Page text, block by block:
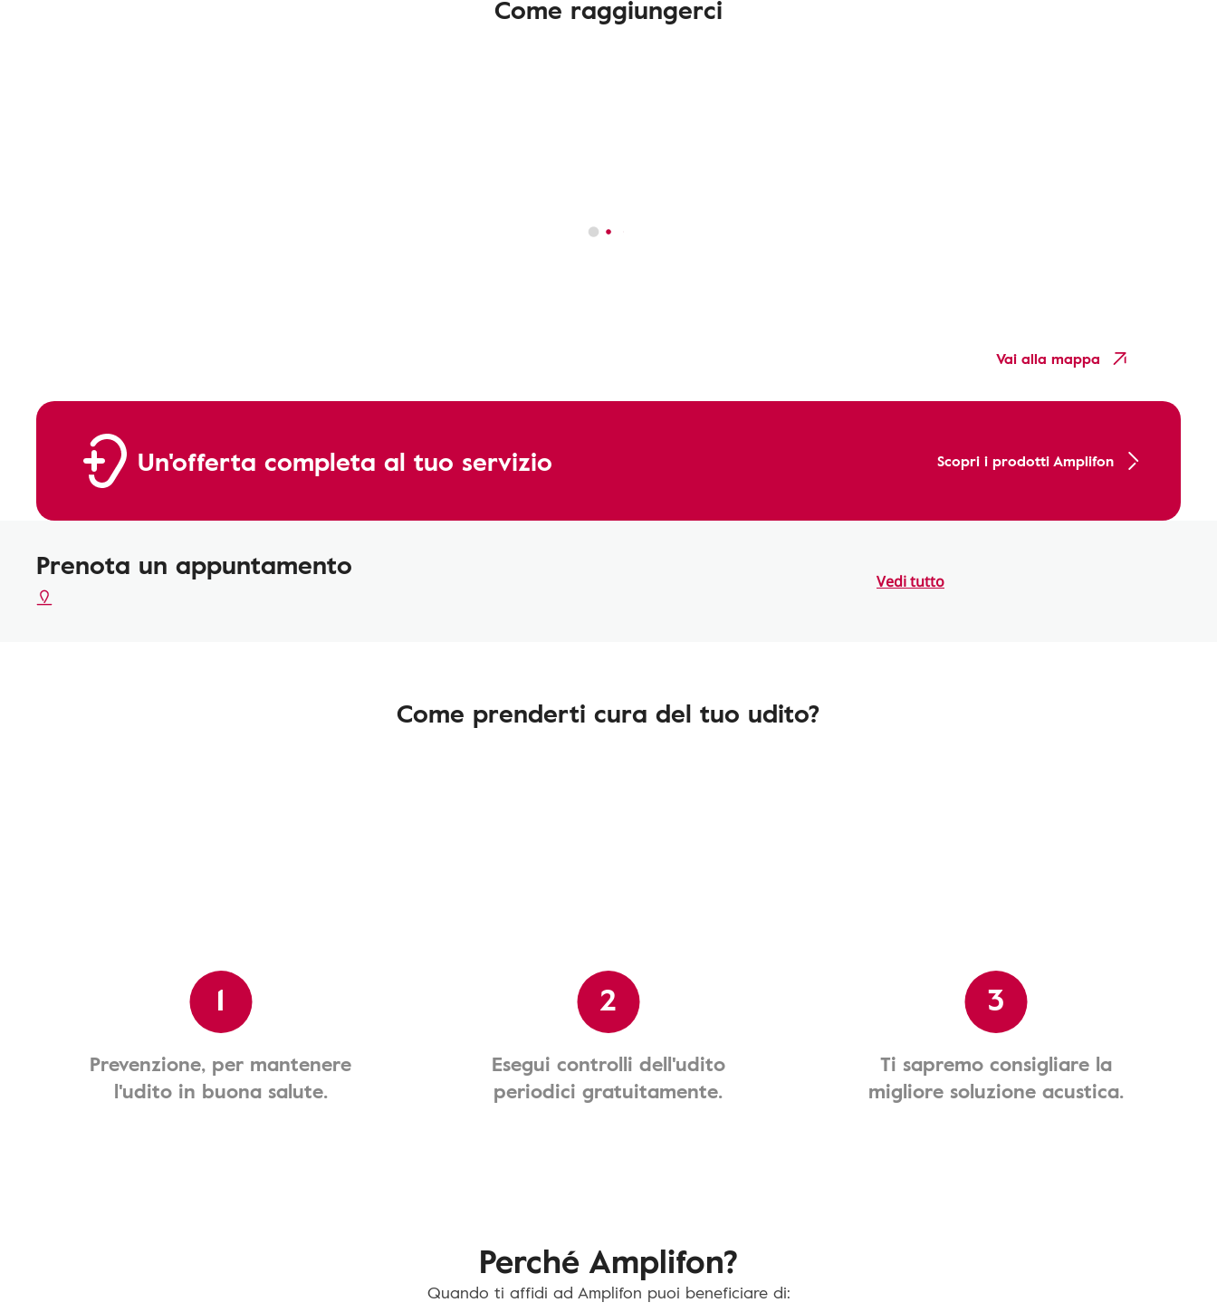
Come raggiungerci
Vai alla mappa
Un'offerta completa al tuo servizio Scopri i prodotti Amplifon
Prenota un appuntamento Vedi tutto
Come prenderti cura del tuo udito?
1
Prevenzione, per mantenere
l'udito in buona salute.
2
Esegui controlli dell'udito
periodici gratuitamente.
3
Ti sapremo consigliare la
migliore soluzione acustica.
Perché Amplifon?
Quando ti affidi ad Amplifon puoi beneficiare di: